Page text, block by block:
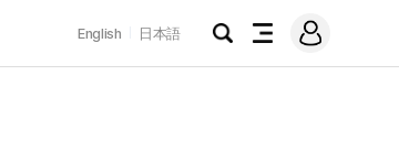
English 日本語
검
전
메
그